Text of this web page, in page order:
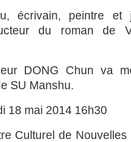
écrivain, peintre et
du roman de
DONG Chun va
SU Manshu.
18 mai 2014 16h30
Culturel de Nouvelles